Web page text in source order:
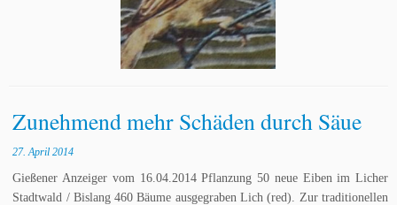
Zunehmend mehr Schäden durch Säue
27. April 2014
Gießener Anzeiger vom 16.04.2014 Pflanzung 50 neue Eiben im Licher
Stadtwald / Bislang 460 Bäume ausgegraben Lich (red). Zur traditionellen